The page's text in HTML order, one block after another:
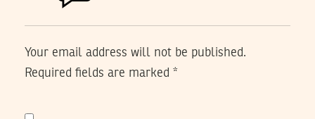
Your email address will not be published.
Required fields are marked *